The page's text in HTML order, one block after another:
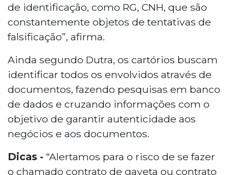
de identificação, como RG, CNH, que são
constantemente objetos de tentativas de
falsificação”, afirma.
Ainda segundo Dutra, os cartórios buscam
identificar todos os envolvidos através de
documentos, fazendo pesquisas em banco
de dados e cruzando informações com o
objetivo de garantir autenticidade aos
negócios e aos documentos.
Dicas - “Alertamos para o risco de se fazer
o chamado contrato de gaveta ou contrato